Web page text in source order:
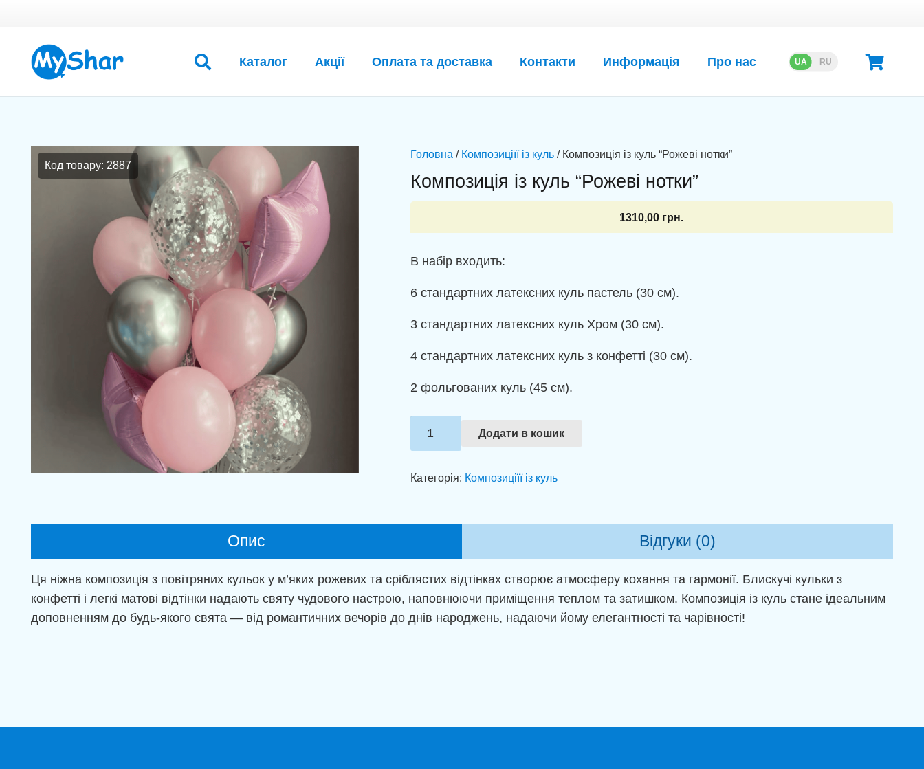
Каталог Акції Оплата та доставка Контакти Информація Про нас UA RU
Код товару: 2887
Головна / Композиціїї із куль/ Композиція із куль “Рожеві нотки”
Композиція із куль “Рожеві нотки”
1310,00 грн.
В набір входить:
6 стандартних латексних куль пастель (30 см).
3 стандартних латексних куль Хром (30 см).
4 стандартних латексних куль з конфетті (30 см).
2 фольгованих куль (45 см).
"Рожеві
кількість
Додати в кошик
Категорія: Композиціїї із куль
Опис Відгуки (0)
Ця ніжна композиція з повітряних кульок у м’яких рожевих та сріблястих відтінках створює атмосферу кохання та гармонії. Блискучі кульки з
конфетті і легкі матові відтінки надають святу чудового настрою, наповнюючи приміщення теплом та затишком. Композиція із куль стане ідеальним
доповненням до будь-якого свята — від романтичних вечорів до днів народжень, надаючи йому елегантності та чарівності!